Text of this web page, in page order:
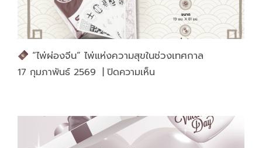
“ไพ่ผ่องจีน” ไพ่แห่งความสุขในช่วงเทศกาล
17 กุมภาพันธ์ 2569 | ปิดความเห็นบน
ผ่อง
จีน”